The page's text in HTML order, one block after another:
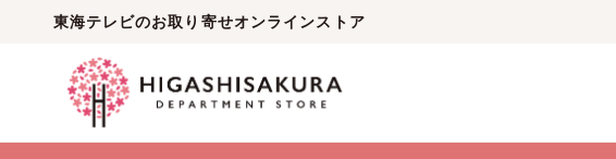
東海テレビのお取り寄せオンラインストア